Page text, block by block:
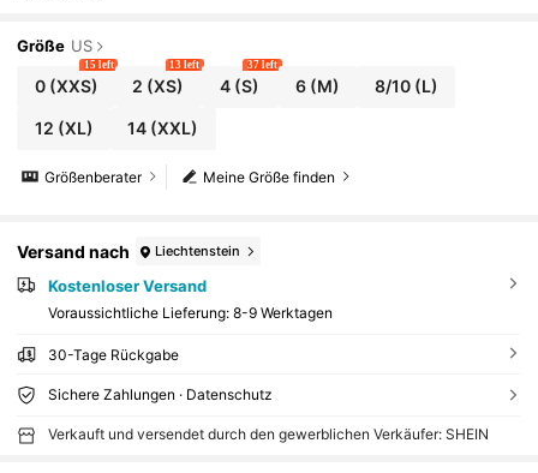
Größe US
0(XXS)
15 left
2 (XS)
13 left
4 (S)
37 left
6 (M) 8/10 (L)
12 (XL) 14 (XXL)
Meine Größe finden
Größenberater
Versand nach Liechtenstein
Kostenloser Versand
Voraussichtliche Lieferung: 8-9 Werktagen
30-Tage Rückgabe
Sichere Zahlungen · Datenschutz
Verkauft und versendet durch den gewerblichen Verkäufer: SHEIN